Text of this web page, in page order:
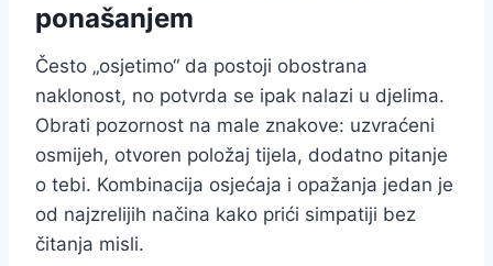
ponašanjem
Često „osjetimo“ da postoji obostrana
naklonost, no potvrda se ipak nalazi u djelima.
Obrati pozornost na male znakove: uzvraćeni
osmijeh, otvoren položaj tijela, dodatno pitanje
o tebi. Kombinacija osjećaja i opažanja jedan je
od najzrelijih načina kako prići simpatiji bez
čitanja misli.